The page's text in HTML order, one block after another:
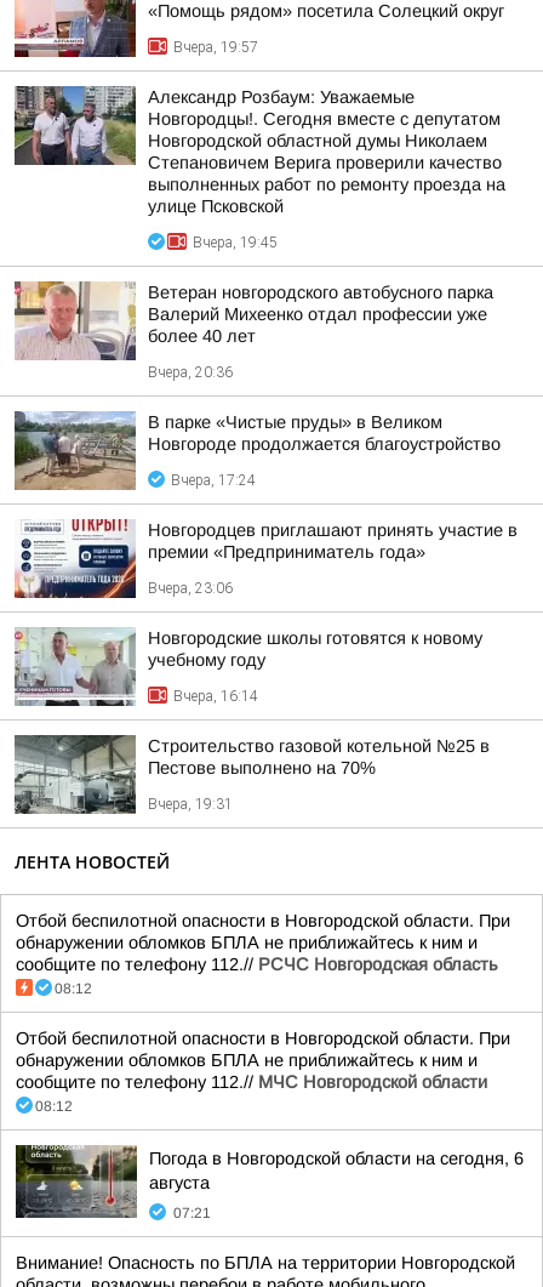
«Помощь рядом» посетила Солецкий округ
Вчера, 19:57
Александр Розбаум: Уважаемые
Новгородцы!. Сегодня вместе с депутатом
Новгородской областной думы Николаем
Степановичем Верига проверили качество
выполненных работ по ремонту проезда на
улице Псковской
Вчера, 19:45
Ветеран новгородского автобусного парка
Валерий Михеенко отдал профессии уже
более 40 лет
Вчера, 20:36
В парке «Чистые пруды» в Великом
Новгороде продолжается благоустройство
Вчера, 17:24
Новгородцев приглашают принять участие в
премии «Предприниматель года»
Вчера, 23:06
Новгородские школы готовятся к новому
учебному году
Вчера, 16:14
Строительство газовой котельной №25 в
Пестове выполнено на 70%
Вчера, 19:31
ЛЕНТА НОВОСТЕЙ
Отбой беспилотной опасности в Новгородской области. При
обнаружении обломков БПЛА не приближайтесь к ним и
сообщите по телефону 112.// РСЧС Новгородская область
08:12
Отбой беспилотной опасности в Новгородской области. При
обнаружении обломков БПЛА не приближайтесь к ним и
сообщите по телефону 112.// МЧС Новгородской области
08:12
Погода в Новгородской области на сегодня, 6
августа
07:21
Внимание! Опасность по БПЛА на территории Новгородской